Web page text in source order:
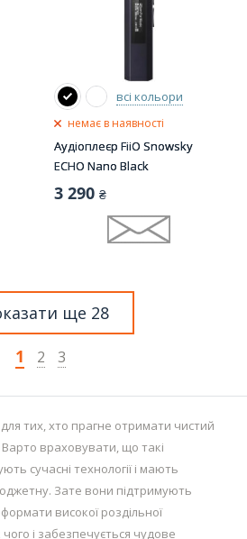
всі кольори
немає в наявності
Аудіоплеєр FiiO Snowsky
ECHO Nano Black
3 290 ₴
ще 28
1
2 3
тих, хто прагне отримати чистий
Варто враховувати, що такі
сучасні технології і мають
Зате вони підтримують
високої роздільної
і забезпечується чудове